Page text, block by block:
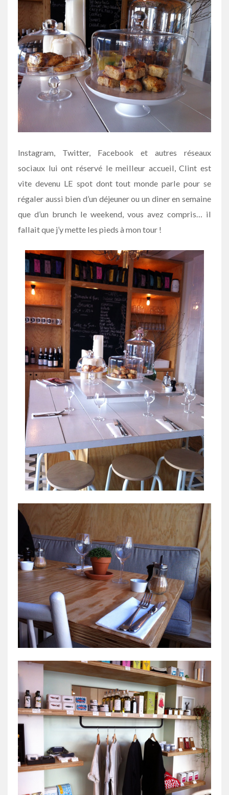
Instagram, Twitter, Facebook et autres réseaux
sociaux lui ont réservé le meilleur accueil, Clint est
vite devenu LE spot dont tout monde parle pour se
régaler aussi bien d’un déjeuner ou un diner en semaine
que d’un brunch le weekend, vous avez compris… il
fallait que j’y mette les pieds à mon tour !